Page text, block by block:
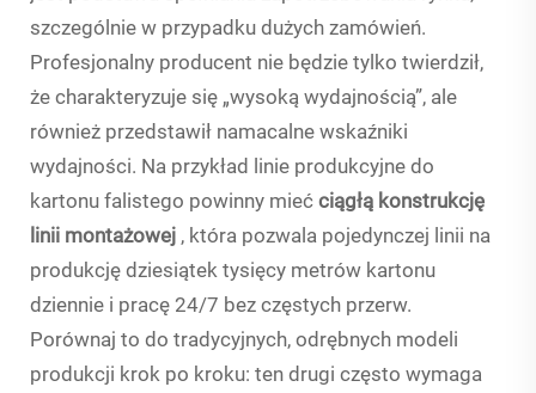
szczególnie w przypadku dużych zamówień.
Profesjonalny producent nie będzie tylko twierdził,
że charakteryzuje się „wysoką wydajnością”, ale
również przedstawił namacalne wskaźniki
wydajności. Na przykład linie produkcyjne do
kartonu falistego powinny mieć ciągłą konstrukcję
linii montażowej , która pozwala pojedynczej linii na
produkcję dziesiątek tysięcy metrów kartonu
dziennie i pracę 24/7 bez częstych przerw.
Porównaj to do tradycyjnych, odrębnych modeli
produkcji krok po kroku: ten drugi często wymaga